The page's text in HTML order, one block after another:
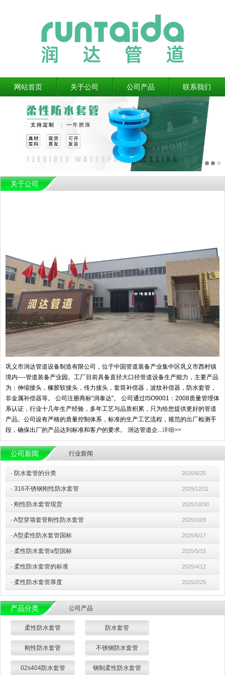
网站首页 关于公司 公司产品 联系我们
关于公司
巩义市润达管道设备制造有限公司，位于中国管道装备产业集中区巩义市西村镇
境内----管道装备产业园。工厂目前具备直径大口径管道设备生产能力，主要产品
为：伸缩接头，橡胶软接头，传力接头，套筒补偿器，波纹补偿器，防水套管，
非金属补偿器等。 公司注册商标“润泰达”。 公司通过ISO9001：2008质量管理体
系认证，行业十几年生产经验，多年工艺与品质积累，只为给您提供更好的管道
产品。公司设有严格的质量控制体系，标准的生产工艺流程，规范的出厂检测手
段，确保出厂的产品达到标准和客户的要求。 润达管道企...详细>>
公司新闻 行业新闻
· 防水套管的分类 2026/6/25
· 316不锈钢刚性防水套管 2025/12/11
· 刚性防水套管现货 2025/10/30
· A型穿墙套管刚性防水套管 2025/10/9
· A型柔性防水套管国标 2025/6/17
· 柔性防水套管a型国标 2025/5/15
· 柔性防水套管的标准 2025/4/12
· 柔性防水套管厚度 2025/2/25
产品分类 公司产品
柔性防水套管 防水套管
刚性防水套管 不锈钢防水套管
02s404防水套管 钢制柔性防水套管